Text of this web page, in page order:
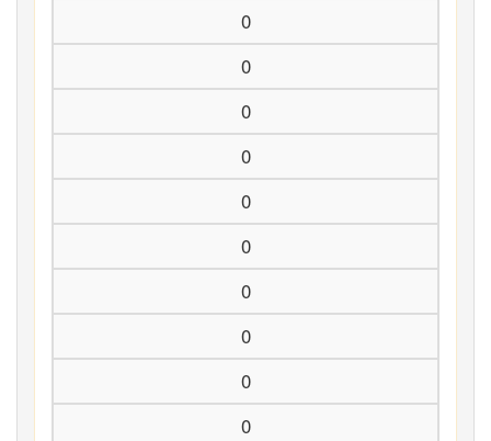
0
0
0
0
0
0
0
0
0
0